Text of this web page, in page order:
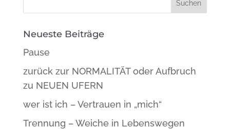
Neueste Beiträge
Pause
zurück zur NORMALITÄT oder Aufbruch
zu NEUEN UFERN
wer ist ich – Vertrauen in „mich“
Trennung – Weiche in Lebenswegen